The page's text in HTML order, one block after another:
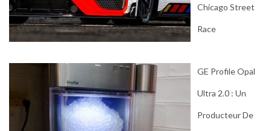
Chicago Street
Race
GE Profile Opal
Ultra 2.0 : Un
Producteur De